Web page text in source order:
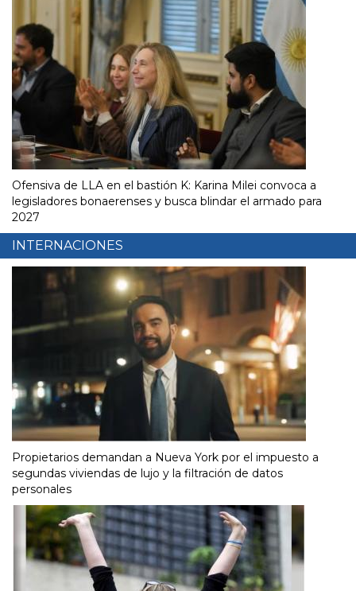
Ofensiva de LLA en el bastión K: Karina Milei convoca a
legisladores bonaerenses y busca blindar el armado para
2027
INTERNACIONES
Propietarios demandan a Nueva York por el impuesto a
segundas viviendas de lujo y la filtración de datos
personales